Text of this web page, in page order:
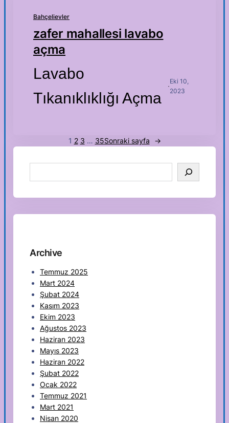
Bahçelievler
zafer mahallesi lavabo
açma
Lavabo
Tıkanıklıklığı Açma
·
Eki 10,
2023
1 2 3 … 35Sonraki sayfa →
e
c
Archive
Temmuz 2025
Mart 2024
Şubat 2024
Kasım 2023
Ekim 2023
Ağustos 2023
Haziran 2023
Mayıs 2023
Haziran 2022
Şubat 2022
Ocak 2022
Temmuz 2021
Mart 2021
Nisan 2020